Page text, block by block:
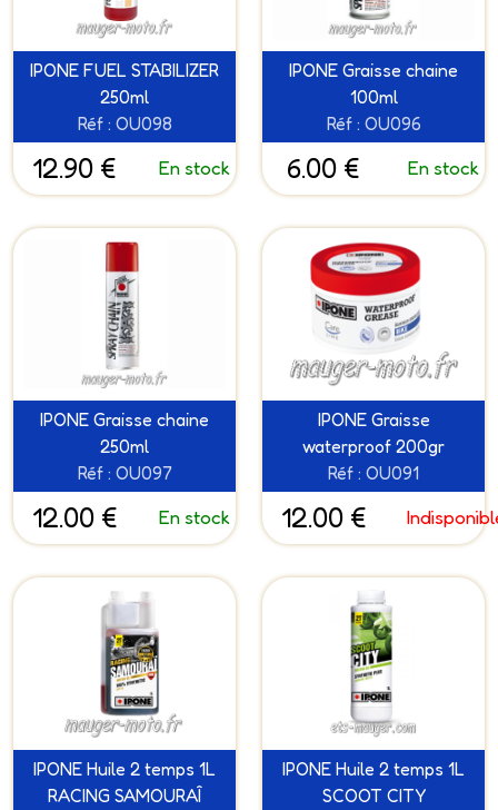
IPONE FUEL STABILIZER
250ml
Réf : OU098
12.90 € En stock
IPONE Graisse chaine
100ml
Réf : OU096
6.00 € En stock
IPONE Graisse chaine
250ml
Réf : OU097
12.00 € En stock
IPONE Graisse
waterproof 200gr
Réf : OU091
12.00 €
IPONE Huile 2 temps 1L
RACING SAMOURAÎ
IPONE Huile 2 temps 1L
SCOOT CITY